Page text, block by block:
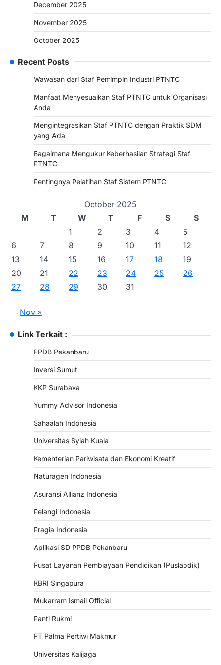
December 2025
November 2025
October 2025
Recent Posts
Wawasan dari Staf Pemimpin Industri PTNTC
Manfaat Menyesuaikan Staf PTNTC untuk Organisasi
Anda
Mengintegrasikan Staf PTNTC dengan Praktik SDM
yang Ada
Bagaimana Mengukur Keberhasilan Strategi Staf
PTNTC
Pentingnya Pelatihan Staf Sistem PTNTC
October 2025
M
T W T F S
S
1
2 3 4
5
6
7 8 9 10 11
12
13
14 15 16 17 18
19
20
21 22 23 24 25
26
27
28 29 30 31
Nov »
Link Terkait :
PPDB Pekanbaru
Inversi Sumut
KKP Surabaya
Yummy Advisor Indonesia
Sahaalah Indonesia
Universitas Syiah Kuala
Kementerian Pariwisata dan Ekonomi Kreatif
Naturagen Indonesia
Asuransi Allianz Indonesia
Pelangi Indonesia
Pragia Indonesia
Aplikasi SD PPDB Pekanbaru
Pusat Layanan Pembiayaan Pendidikan (Puslapdik)
KBRI Singapura
Mukarram Ismail Official
Panti Rukmi
PT Palma Pertiwi Makmur
Universitas Kalijaga